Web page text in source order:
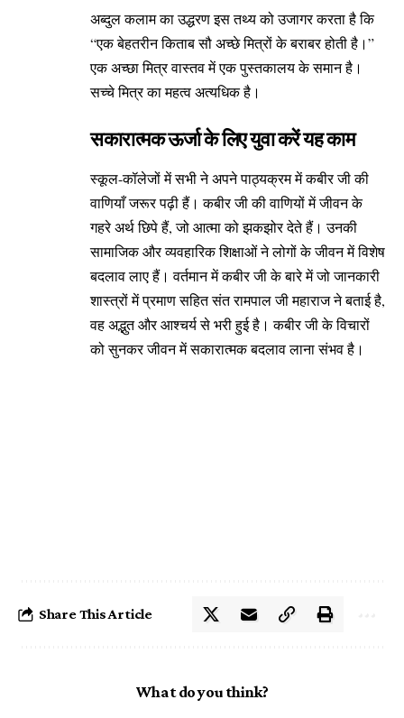
अब्दुल कलाम का उद्धरण इस तथ्य को उजागर करता है कि
“एक बेहतरीन किताब सौ अच्छे मित्रों के बराबर होती है।”
एक अच्छा मित्र वास्तव में एक पुस्तकालय के समान है।
सच्चे मित्र का महत्व अत्यधिक है।
सकारात्मक ऊर्जा के लिए युवा करें यह काम
स्कूल-कॉलेजों में सभी ने अपने पाठ्यक्रम में कबीर जी की
वाणियाँ जरूर पढ़ी हैं। कबीर जी की वाणियों में जीवन के
गहरे अर्थ छिपे हैं, जो आत्मा को झकझोर देते हैं। उनकी
सामाजिक और व्यवहारिक शिक्षाओं ने लोगों के जीवन में विशेष
बदलाव लाए हैं। वर्तमान में कबीर जी के बारे में जो जानकारी
शास्त्रों में प्रमाण सहित संत रामपाल जी महाराज ने बताई है,
वह अद्भुत और आश्चर्य से भरी हुई है। कबीर जी के विचारों
को सुनकर जीवन में सकारात्मक बदलाव लाना संभव है।
Share This Article
What do you think?